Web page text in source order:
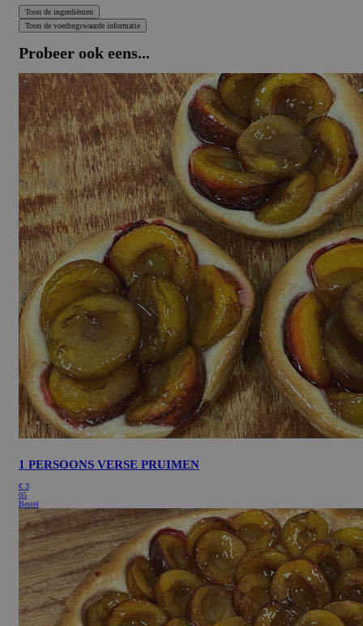
Probeer ook eens...
1 PERSOONS VERSE PRUIMEN
€ 3
05
Bestel